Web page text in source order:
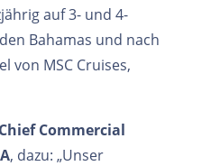
auf 3- und 4-
Bahamas und nach
von MSC Cruises,
Commercial
, dazu: „Unser